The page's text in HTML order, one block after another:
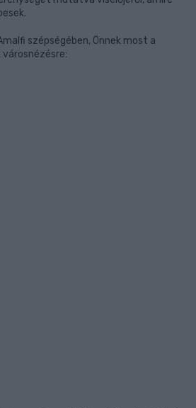
szépségében, Önnek most a